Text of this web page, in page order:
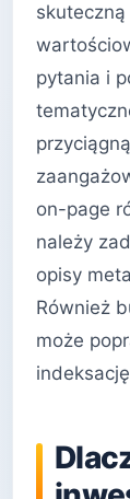
pytania i
on-page
należy
opisy
Również
może